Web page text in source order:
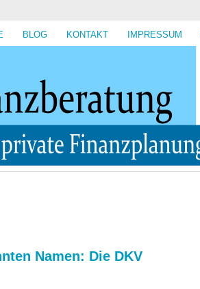
BLOG KONTAKT IMPRESSUM
Namen: Die DKV